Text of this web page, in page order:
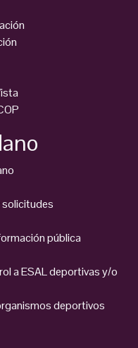
pública
a ESAL deportivas y/o
deportivos